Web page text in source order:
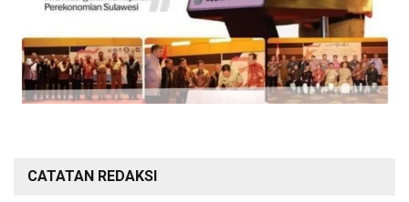
CATATAN REDAKSI